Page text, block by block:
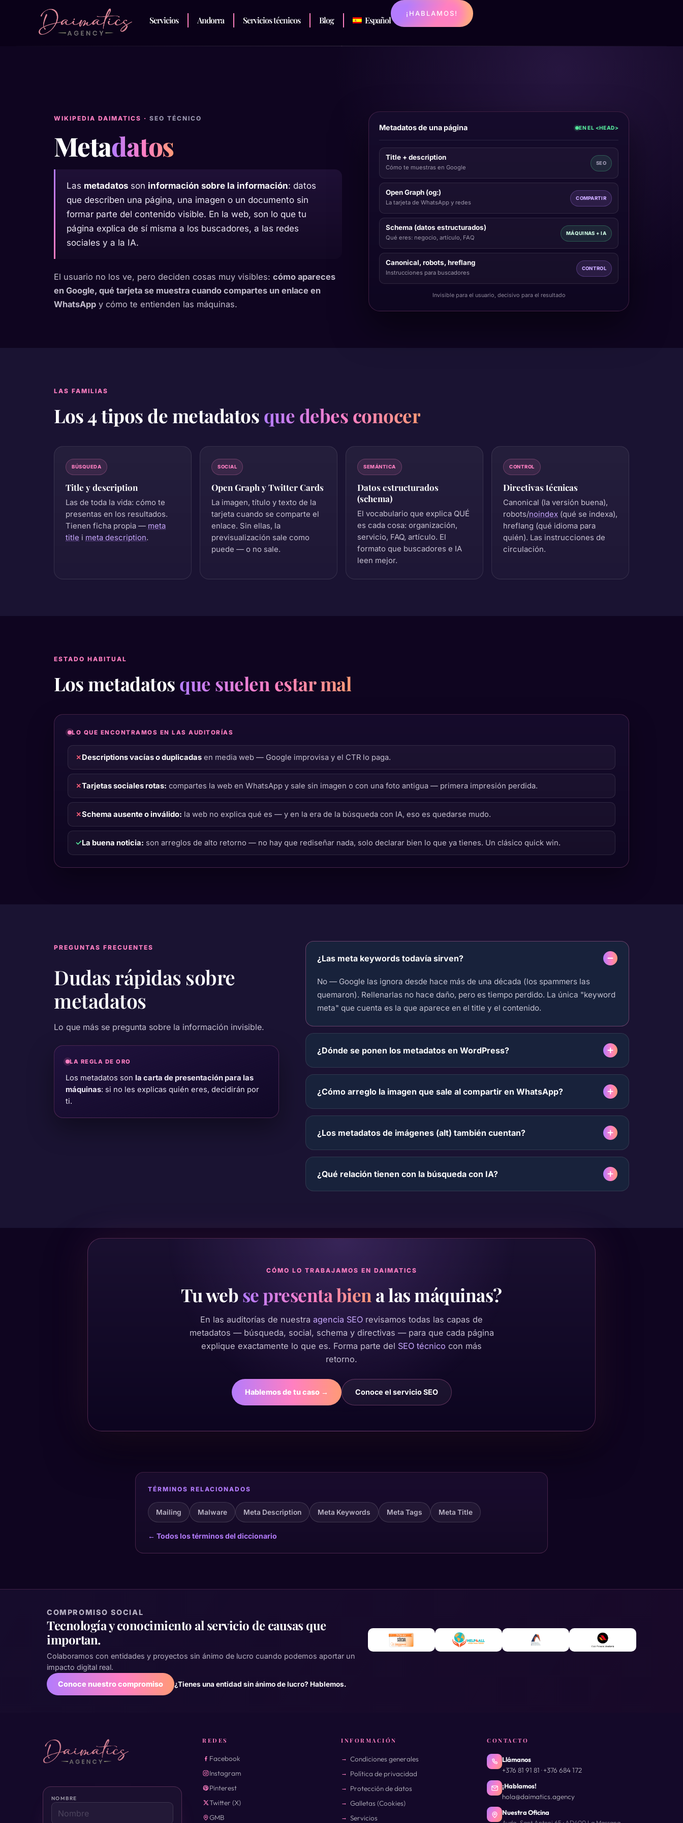
Servicios Andorra Servicios técnicos Blog Español
¡HABLAMOS!
WIKIPEDIA DAIMATICS · SEO TÉCNICO
Metadatos
Las metadatos son información sobre la información: datos
que describen una página, una imagen o un documento sin
formar parte del contenido visible. En la web, son lo que tu
página explica de sí misma a los buscadores, a las redes
sociales y a la IA.
El usuario no los ve, pero deciden cosas muy visibles: cómo apareces
en Google, qué tarjeta se muestra cuando compartes un enlace en
WhatsApp y cómo te entienden las máquinas.
Metadatos de una página EN EL <HEAD>
Title + description
Cómo te muestras en Google
SEO
Open Graph (og:)
La tarjeta de WhatsApp y redes
COMPARTIR
Schema (datos estructurados)
Qué eres: negocio, artículo, FAQ
MÁQUINAS + IA
Canonical, robots, hreflang
Instrucciones para buscadores
CONTROL
Invisible para el usuario, decisivo para el resultado
LAS FAMILIAS
Los 4 tipos de metadatos que debes conocer
BÚSQUEDA
Title y description
Las de toda la vida: cómo te
presentas en los resultados.
Tienen ficha propia — meta
title i meta description.
SOCIAL
Open Graph y Twitter Cards
La imagen, título y texto de la
tarjeta cuando se comparte el
enlace. Sin ellas, la
previsualización sale como
puede — o no sale.
SEMÁNTICA
Datos estructurados
(schema)
El vocabulario que explica QUÉ
es cada cosa: organización,
servicio, FAQ, artículo. El
formato que buscadores e IA
leen mejor.
CONTROL
Directivas técnicas
Canonical (la versión buena),
robots/noindex (qué se indexa),
hreflang (qué idioma para
quién). Las instrucciones de
circulación.
ESTADO HABITUAL
Los metadatos que suelen estar mal
LO QUE ENCONTRAMOS EN LAS AUDITORÍAS
✗Descriptions vacías o duplicadas en media web — Google improvisa y el CTR lo paga.
✗Tarjetas sociales rotas: compartes la web en WhatsApp y sale sin imagen o con una foto antigua — primera impresión perdida.
✗Schema ausente o inválido: la web no explica qué es — y en la era de la búsqueda con IA, eso es quedarse mudo.
✓La buena noticia: son arreglos de alto retorno — no hay que rediseñar nada, solo declarar bien lo que ya tienes. Un clásico quick win.
PREGUNTAS FRECUENTES
Dudas rápidas sobre
metadatos
Lo que más se pregunta sobre la información invisible.
LA REGLA DE ORO
Los metadatos son la carta de presentación para las
máquinas: si no les explicas quién eres, decidirán por
ti.
¿Las meta keywords todavía sirven?
No — Google las ignora desde hace más de una década (los spammers las
quemaron). Rellenarlas no hace daño, pero es tiempo perdido. La única "keyword
meta" que cuenta es la que aparece en el title y el contenido.
¿Dónde se ponen los metadatos en WordPress?
¿Cómo arreglo la imagen que sale al compartir en WhatsApp?
¿Los metadatos de imágenes (alt) también cuentan?
¿Qué relación tienen con la búsqueda con IA?
CÓMO LO TRABAJAMOS EN DAIMATICS
Tu webse presenta bien a las máquinas?
En las auditorías de nuestra agencia SEO revisamos todas las capas de
metadatos — búsqueda, social, schema y directivas — para que cada página
explique exactamente lo que es. Forma parte del SEO técnico con más
retorno.
Hablemos de tu caso → Conoce el servicio SEO
TÉRMINOS RELACIONADOS
Mailing Malware Meta Description Meta Keywords Meta Tags Meta Title
← Todos los términos del diccionario
COMPROMISO SOCIAL
Tecnología y conocimiento al servicio de causas que
importan.
Colaboramos con entidades y proyectos sin ánimo de lucro cuando podemos aportar un
impacto digital real.
Conoce nuestro compromiso
¿Tienes una entidad sin ánimo de lucro? Hablemos.
NOMBRE
REDES
Facebook
Instagram
Pinterest
Twitter (X)
GMB
INFORMACIÓN
Condiciones generales
Política de privacidad
Protección de datos
Galletas (Cookies)
Servicios
CONTACTO
Llámanos
+376 81 91 81 ·+376 684 172
¡Hablamos!
hola@daimatics.agency
Nuestra Oficina